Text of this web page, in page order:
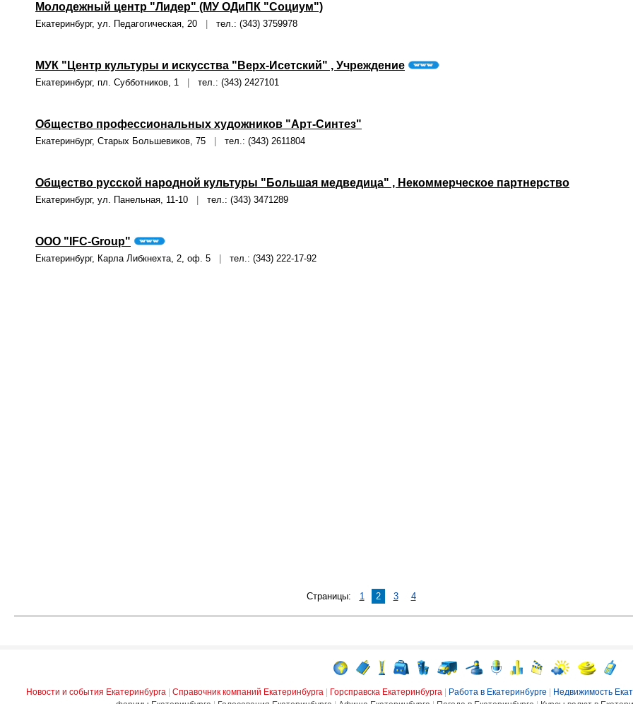
Молодежный центр "Лидер" (МУ ОДиПК "Социум")
Екатеринбург, ул. Педагогическая, 20 тел.: (343) 3759978
МУК "Центр культуры и искусства "Верх-Исетский" , Учреждение
Екатеринбург, пл. Субботников, 1 тел.: (343) 2427101
Общество профессиональных художников "Арт-Синтез"
Екатеринбург, Старых Большевиков, 75 тел.: (343) 2611804
Общество русской народной культуры "Большая медведица" , Некоммерческое партнерство
Екатеринбург, ул. Панельная, 11-10 тел.: (343) 3471289
ООО "IFC-Group"
Екатеринбург, Карла Либкнехта, 2, оф. 5 тел.: (343) 222-17-92
Страницы: 1 2 3 4
Новости и события Екатеринбурга Справочник компаний Екатеринбурга Горсправска Екатеринбурга Работа в Екатеринбурге
Недвижимость